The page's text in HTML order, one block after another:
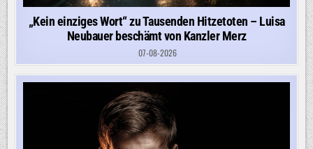
„Kein einziges Wort“ zu Tausenden Hitzetoten – Luisa
Neubauer beschämt von Kanzler Merz
07-08-2026